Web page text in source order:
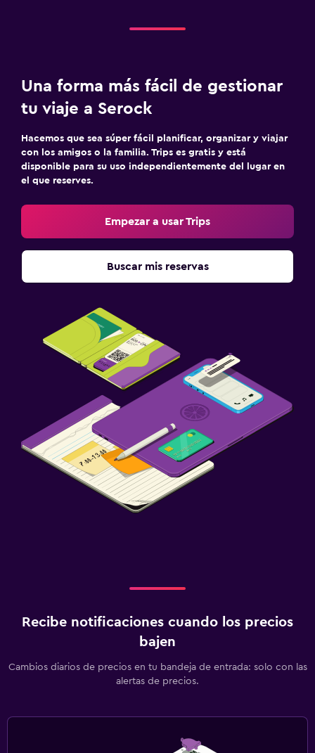
Una forma más fácil de gestionar
tu viaje a Serock
Hacemos que sea súper fácil planificar, organizar y viajar
con los amigos o la familia. Trips es gratis y está
disponible para su uso independientemente del lugar en
el que reserves.
Empezar a usar Trips
Buscar mis reservas
Recibe notificaciones cuando los precios
bajen
Cambios diarios de precios en tu bandeja de entrada: solo con las
alertas de precios.